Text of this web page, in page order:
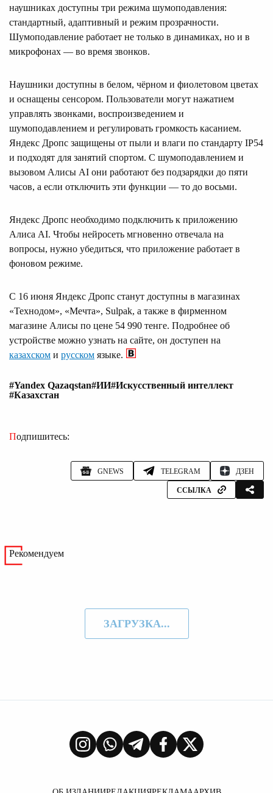
наушниках доступны три режима шумоподавления:
стандартный, адаптивный и режим прозрачности.
Шумоподавление работает не только в динамиках, но и в
микрофонах — во время звонков.
Наушники доступны в белом, чёрном и фиолетовом цветах
и оснащены сенсором. Пользователи могут нажатием
управлять звонками, воспроизведением и
шумоподавлением и регулировать громкость касанием.
Яндекс Дропс защищены от пыли и влаги по стандарту IP54
и подходят для занятий спортом. С шумоподавлением и
вызовом Алисы AI они работают без подзарядки до пяти
часов, а если отключить эти функции — то до восьми.
Яндекс Дропс необходимо подключить к приложению
Алиса AI. Чтобы нейросеть мгновенно отвечала на
вопросы, нужно убедиться, что приложение работает в
фоновом режиме.
С 16 июня Яндекс Дропс станут доступны в магазинах
«Технодом», «Мечта», Sulpak, а также в фирменном
магазине Алисы по цене 54 990 тенге. Подробнее об
устройстве можно узнать на сайте, он доступен на
казахском и русском языке.
#Yandex Qazaqstan#ИИ#Искусственный интеллект
#Казахстан
Подпишитесь:
GNEWS TELEGRAM ДЗЕН
ССЫЛКА
Рекомендуем
ЗАГРУЗКА...